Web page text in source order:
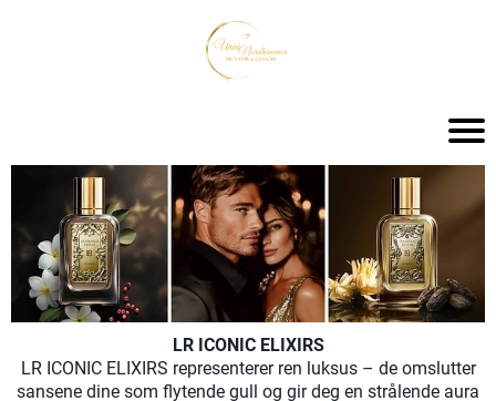
LR ICONIC ELIXIRS
LR ICONIC ELIXIRS representerer ren luksus – de omslutter
sansene dine som flytende gull og gir deg en strålende aura